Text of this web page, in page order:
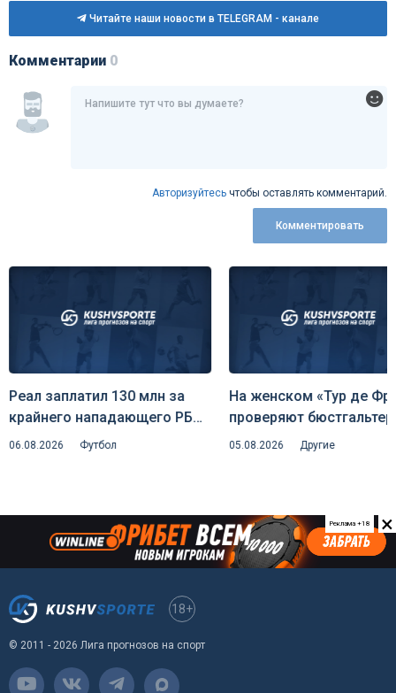
Читайте наши новости в TELEGRAM - канале
Комментарии 0
Авторизуйтесь чтобы оставлять комментарий.
Комментировать
Реал заплатил 130 млн за
крайнего нападающего РБ
Лейпциг — клуб едко
06.08.2026 Футбол
На женском «Тур де
проверяют
охота на скрытую
05.08.2026 Другие
×
Реклама +18
18+
© 2011 - 2026 Лига прогнозов на спорт